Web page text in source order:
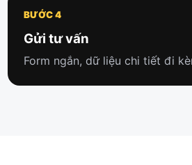
BƯỚC 4
Gửi tư vấn
Form ngắn, dữ liệu chi tiết đi